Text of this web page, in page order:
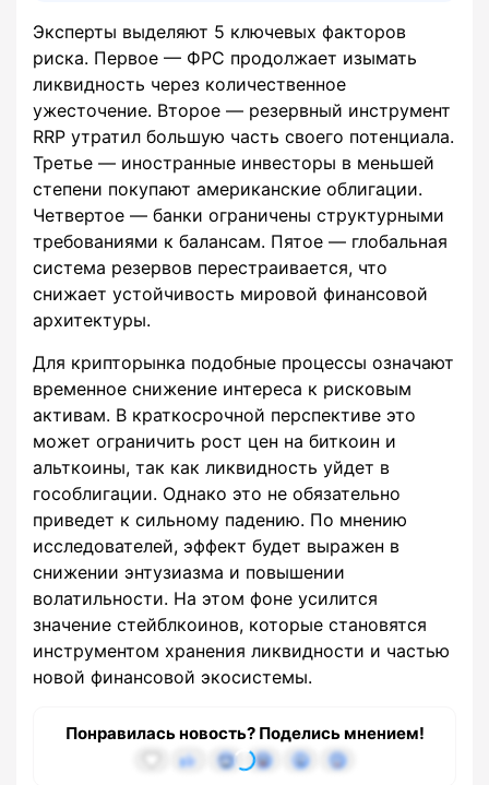
Эксперты выделяют 5 ключевых факторов
риска. Первое — ФРС продолжает изымать
ликвидность через количественное
ужесточение. Второе — резервный инструмент
RRP утратил большую часть своего потенциала.
Третье — иностранные инвесторы в меньшей
степени покупают американские облигации.
Четвертое — банки ограничены структурными
требованиями к балансам. Пятое — глобальная
система резервов перестраивается, что
снижает устойчивость мировой финансовой
архитектуры.
Для крипторынка подобные процессы означают
временное снижение интереса к рисковым
активам. В краткосрочной перспективе это
может ограничить рост цен на биткоин и
альткоины, так как ликвидность уйдет в
гособлигации. Однако это не обязательно
приведет к сильному падению. По мнению
исследователей, эффект будет выражен в
снижении энтузиазма и повышении
волатильности. На этом фоне усилится
значение стейблкоинов, которые становятся
инструментом хранения ликвидности и частью
новой финансовой экосистемы.
Понравилась новость? Поделись мнением!